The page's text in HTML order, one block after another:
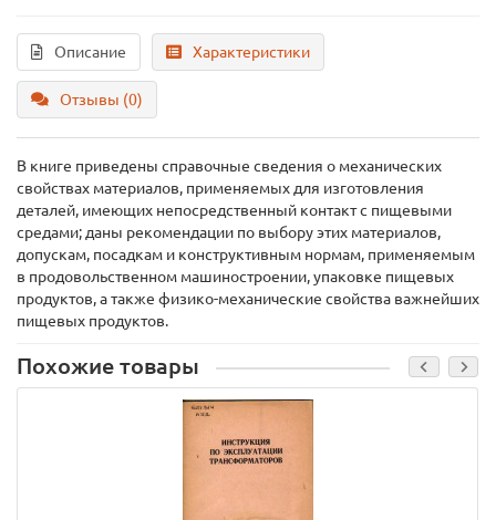
Описание Характеристики
Отзывы (0)
В книге приведены справочные сведения о механических
свойствах материалов, применяемых для изготовления
деталей, имеющих непосредственный контакт с пищевыми
средами; даны рекомендации по выбору этих материалов,
допускам, посадкам и конструктивным нормам, применяемым
в продовольственном машиностроении, упаковке пищевых
продуктов, а также физико-механические свойства важнейших
пищевых продуктов.
Похожие товары